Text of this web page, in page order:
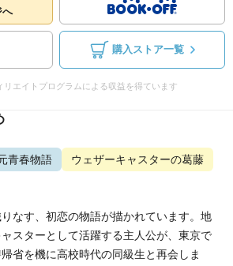
へ
購入ストア一覧
リエイトプログラムによる収益を得ています
青春物語
ウェザーキャスターの葛藤
なす、初恋の物語が描かれています。地
スターとして活躍する主人公が、東京で
省を機に高校時代の同級生と再会しま